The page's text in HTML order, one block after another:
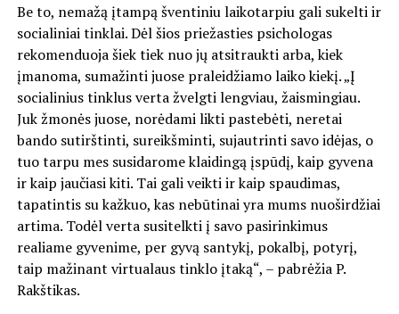
Be to, nemažą įtampą šventiniu laikotarpiu gali sukelti ir
socialiniai tinklai. Dėl šios priežasties psichologas
rekomenduoja šiek tiek nuo jų atsitraukti arba, kiek
įmanoma, sumažinti juose praleidžiamo laiko kiekį. „Į
socialinius tinklus verta žvelgti lengviau, žaismingiau.
Juk žmonės juose, norėdami likti pastebėti, neretai
bando sutirštinti, sureikšminti, sujautrinti savo idėjas, o
tuo tarpu mes susidarome klaidingą įspūdį, kaip gyvena
ir kaip jaučiasi kiti. Tai gali veikti ir kaip spaudimas,
tapatintis su kažkuo, kas nebūtinai yra mums nuoširdžiai
artima. Todėl verta susitelkti į savo pasirinkimus
realiame gyvenime, per gyvą santykį, pokalbį, potyrį,
taip mažinant virtualaus tinklo įtaką“, – pabrėžia P.
Rakštikas.